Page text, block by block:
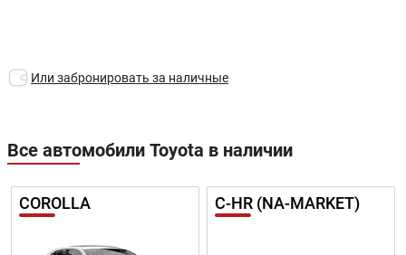
Или забронировать за наличные
Все автомобили Toyota в наличии
COROLLA C-HR (NA-MARKET)